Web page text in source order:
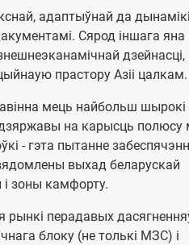
адаптыўнай да дынамікі
Сярод іншага яна
дзейнасці,
прастору Азіі цалкам.
мець найбольш шырокі
на карысць полюсу
- гэта пытанне
выхад беларускай
і зоны камфорту.
рынкі перадавых
блоку (не толькі МЗС) і